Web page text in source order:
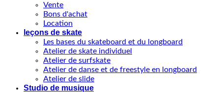
Vente
Bons d'achat
Location
leçons de skate
Les bases du skateboard et du longboard
Atelier de skate individuel
Atelier de surfskate
Atelier de danse et de freestyle en longboard
Atelier de slide
Studio de musique